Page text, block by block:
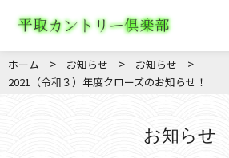
ホーム > お知らせ > お知らせ >
2021（令和３）年度クローズのお知らせ！
お知らせ